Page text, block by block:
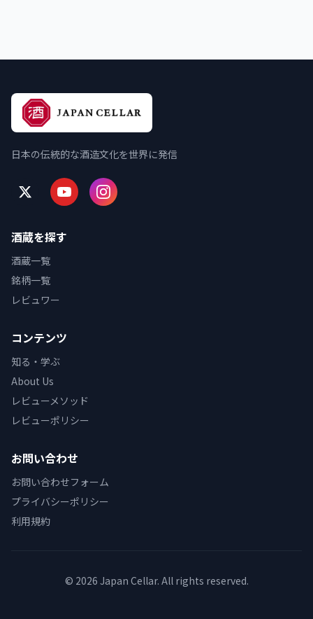
日本の伝統的な酒造文化を世界に発信
酒蔵を探す
酒蔵一覧
銘柄一覧
レビュワー
コンテンツ
知る・学ぶ
About Us
レビューメソッド
レビューポリシー
お問い合わせ
お問い合わせフォーム
プライバシーポリシー
利用規約
© 2026 Japan Cellar. All rights reserved.